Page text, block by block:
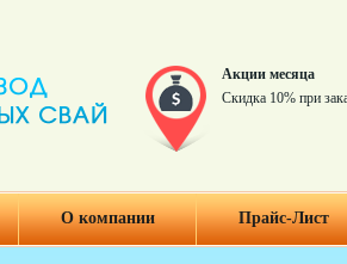
Акции месяца
Скидка 10% при
О компании Прайс-Лист